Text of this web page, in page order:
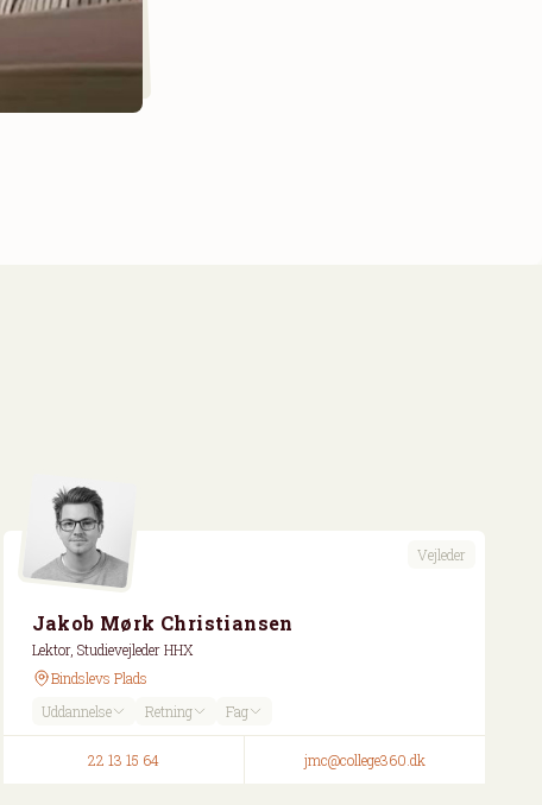
Vejleder
Jakob Mørk Christiansen
Lektor, Studievejleder HHX
Bindslevs Plads
Uddannelse
Retning Fag
22 13 15 64 jmc@college360.dk